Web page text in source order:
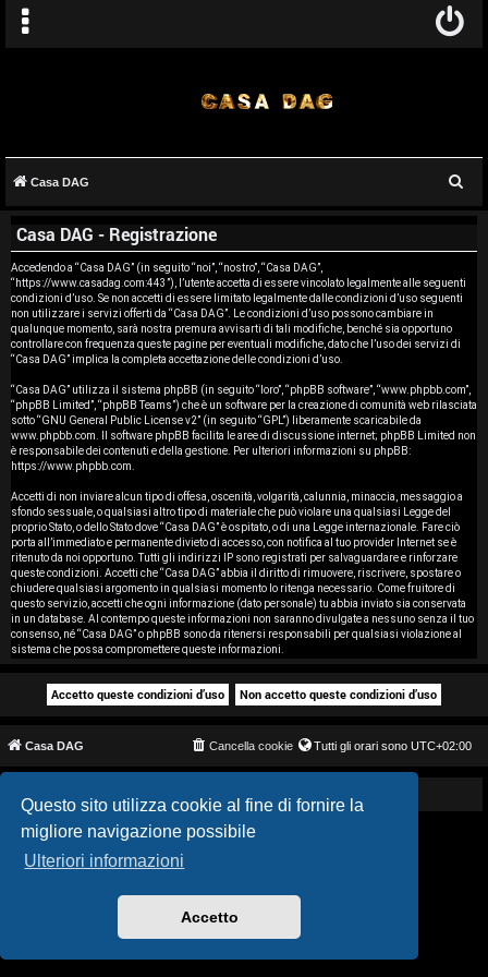
Questo sito utilizza cookie al fine di fornire la
migliore navigazione possibile
Ulteriori informazioni
Accetto
r
g
o
m
e
n
t
i
s
e
n
z
i
s
p
o
t
Casa DAG
Casa DAG - Registrazione
Accedendo a “Casa DAG” (in seguito “noi”, “nostro”, “Casa DAG”,
“https://www.casadag.com:443”), l’utente accetta di essere vincolato legalmente alle seguenti
condizioni d’uso. Se non accetti di essere limitato legalmente dalle condizioni d’uso seguenti
non utilizzare i servizi offerti da “Casa DAG”. Le condizioni d’uso possono cambiare in
qualunque momento, sarà nostra premura avvisarti di tali modifiche, benché sia opportuno
controllare con frequenza queste pagine per eventuali modifiche, dato che l’uso dei servizi di
“Casa DAG” implica la completa accettazione delle condizioni d’uso.
“Casa DAG” utilizza il sistema phpBB (in seguito “loro”, “phpBB software”, “www.phpbb.com”,
“phpBB Limited”, “phpBB Teams”) che è un software per la creazione di comunità web rilasciata
sotto “GNU General Public License v2” (in seguito “GPL”) liberamente scaricabile da
www.phpbb.com . Il software phpBB facilita le aree di discussione internet; phpBB Limited non
è responsabile dei contenuti e della gestione. Per ulteriori informazioni su phpBB:
https://www.phpbb.com
Accetti di non inviare alcun tipo di offesa, oscenità, volgarità, calunnia, minaccia, messaggio a
sfondo sessuale, o qualsiasi altro tipo di materiale che può violare una qualsiasi Legge del
proprio Stato, o dello Stato dove “Casa DAG” è ospitato, o di una Legge internazionale. Fare ciò
porta all’immediato e permanente divieto di accesso, con notifica al tuo provider Internet se è
ritenuto da noi opportuno. Tutti gli indirizzi IP sono registrati per salvaguardare e rinforzare
queste condizioni. Accetti che “Casa DAG” abbia il diritto di rimuovere, riscrivere, spostare o
chiudere qualsiasi argomento in qualsiasi momento lo ritenga necessario. Come fruitore di
questo servizio, accetti che ogni informazione (dato personale) tu abbia inviato sia conservata
in un database. Al contempo queste informazioni non saranno divulgate a nessuno senza il tuo
consenso, né “Casa DAG” o phpBB sono da ritenersi responsabili per qualsiasi violazione al
sistema che possa compromettere queste informazioni.
Casa DAG Tutti gli orari sono UTC+02:00
Cancella cookie